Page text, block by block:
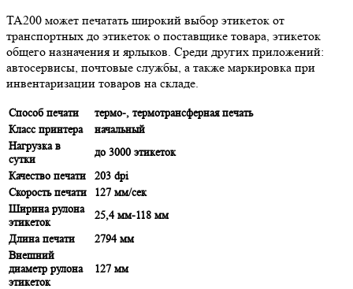
TA200 может печатать широкий выбор этикеток от
транспортных до этикеток о поставщике товара, этикеток
общего назначения и ярлыков. Среди других приложений:
автосервисы, почтовые службы, а также маркировка при
инвентаризации товаров на складе.
Способ печати
термо-, термотрансферная печать
Класс принтера
начальный
Нагрузка в
сутки
до 3000 этикеток
Качество печати
203 dpi
Скорость печати
127 мм/сек
Ширина рулона
этикеток
25,4 мм-118 мм
Длина печати
2794 мм
Внешний
диаметр рулона
этикеток
127 мм